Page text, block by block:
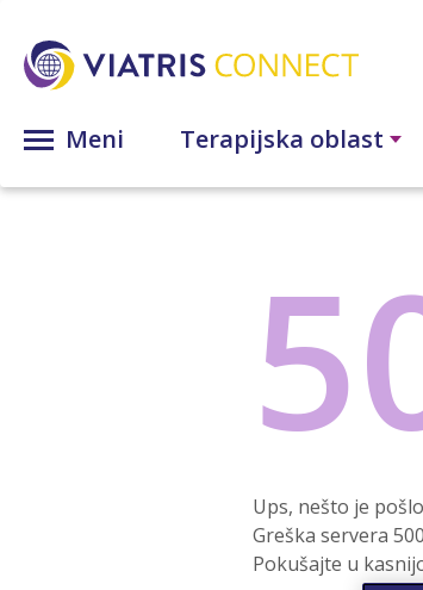
Meni Terapijska oblast
Ups, nešto je
Greška servera
Pokušajte u